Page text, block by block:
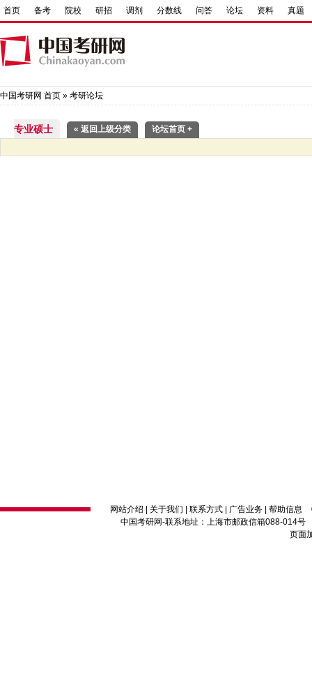
首页 备考 院校 研招 调剂 分数线 问答 论坛 资料 真题
中国考研网 首页 » 考研论坛
专业硕士 « 返回上级分类 论坛首页 +
网站介绍 关于我们 联系方式 广告业务 帮助信息
中国考研网-联系地址：上海市邮政信箱088-014
页面